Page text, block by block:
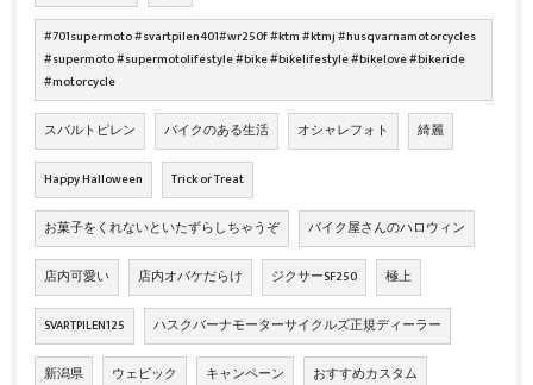
#701supermoto #svartpilen401#wr250f #ktm #ktmj #husqvarnamotorcycles
#supermoto #supermotolifestyle #bike #bikelifestyle #bikelove #bikeride
#motorcycle
スバルトピレン バイクのある生活 オシャレフォト 綺麗
Happy Halloween Trick or Treat
お菓子をくれないといたずらしちゃうぞ バイク屋さんのハロウィン
店内可愛い 店内オバケだらけ ジクサーSF250 極上
SVARTPILEN125 ハスクバーナモーターサイクルズ正規ディーラー
新潟県 ウェビック キャンペーン おすすめカスタム